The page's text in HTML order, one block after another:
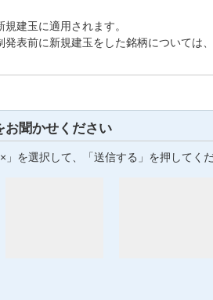
建玉に適用されます。
表前に新規建玉をした銘柄については、
お聞かせください
×」を選択して、「送信する」を押してくだ